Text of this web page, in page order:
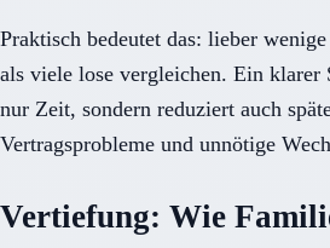
Praktisch bedeutet das: lieber
als viele lose vergleichen. Ein klarer
nur Zeit, sondern reduziert auch
Vertragsprobleme und unnötige
Vertiefung: Wie